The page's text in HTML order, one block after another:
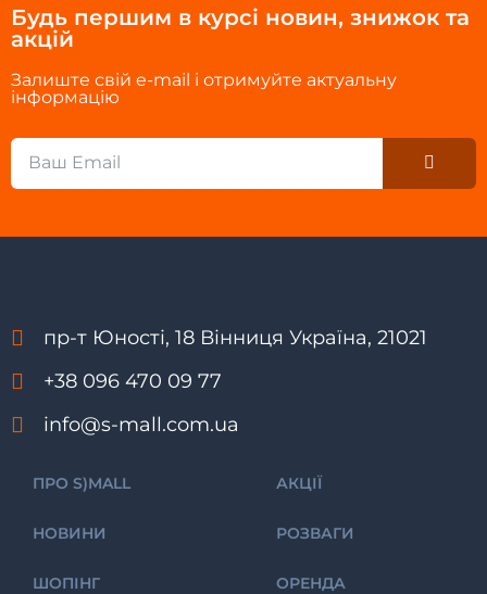
Будь першим в курсі новин, знижок та
акцій
Залиште свій e-mail і отримуйте актуальну
інформацію
Email
пр-т Юності, 18 Вінниця Україна, 21021
+38 096 470 09 77
info@s-mall.com.ua
ПРО S)MALL
НОВИНИ
ШОПІНГ
АКЦІЇ
РОЗВАГИ
ОРЕНДА